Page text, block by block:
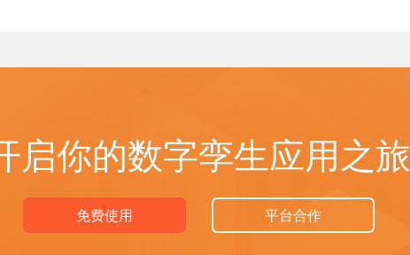
启你的数字孪生应用之旅
免费使用 平台合作